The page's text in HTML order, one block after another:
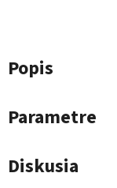
Popis
Parametre
Diskusia